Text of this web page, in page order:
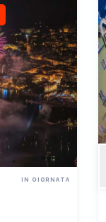
IN GIORNATA